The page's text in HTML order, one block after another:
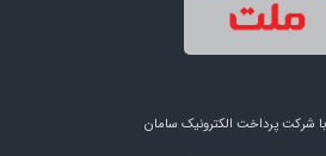
شرکت پرداخت الکترونیک سامان